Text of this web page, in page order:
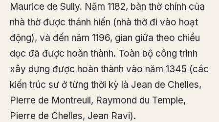
Maurice de Sully. Năm 1182, bàn thờ chính của
nhà thờ được thánh hiến (nhà thờ đi vào hoạt
động), và đến năm 1196, gian giữa theo chiều
dọc đã được hoàn thành. Toàn bộ công trình
xây dựng được hoàn thành vào năm 1345 (các
kiến ​​trúc sư ở từng thời kỳ là Jean de Chelles,
Pierre de Montreuil, Raymond du Temple,
Pierre de Chelles, Jean Ravi).